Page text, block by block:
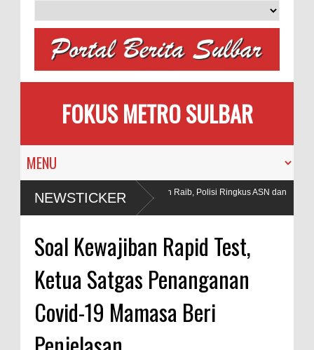
FOKUS METRO SULBAR
NEWSTICKER
Puluhan AC Kantor Bupati Polman Raib, Polisi Ringkus ASN dan
Penadah
Soal Kewajiban Rapid Test,
Ketua Satgas Penanganan
Covid-19 Mamasa Beri